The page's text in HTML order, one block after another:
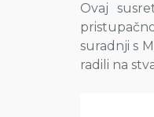
Ovaj
suradnji s
radili na